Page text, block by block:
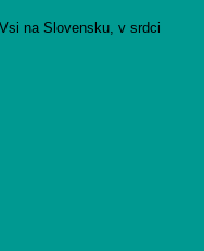
na Slovensku, v srdci